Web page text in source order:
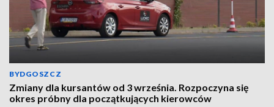
BYDGOSZCZ
Zmiany dla kursantów od 3 września. Rozpoczyna się
okres próbny dla początkujących kierowców